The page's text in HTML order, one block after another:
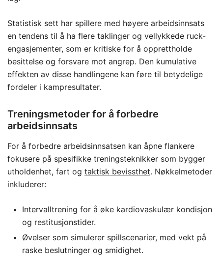
Statistisk sett har spillere med høyere arbeidsinnsats
en tendens til å ha flere taklinger og vellykkede ruck-
engasjementer, som er kritiske for å opprettholde
besittelse og forsvare mot angrep. Den kumulative
effekten av disse handlingene kan føre til betydelige
fordeler i kampresultater.
Treningsmetoder for å forbedre
arbeidsinnsats
For å forbedre arbeidsinnsatsen kan åpne flankere
fokusere på spesifikke treningsteknikker som bygger
utholdenhet, fart og taktisk bevissthet. Nøkkelmetoder
inkluderer:
Intervalltrening for å øke kardiovaskulær kondisjon
og restitusjonstider.
Øvelser som simulerer spillscenarier, med vekt på
raske beslutninger og smidighet.